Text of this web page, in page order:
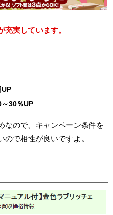
充実しています。
UP
～30％UP
なので、キャンペーン条件を
で相性が良いですよ。